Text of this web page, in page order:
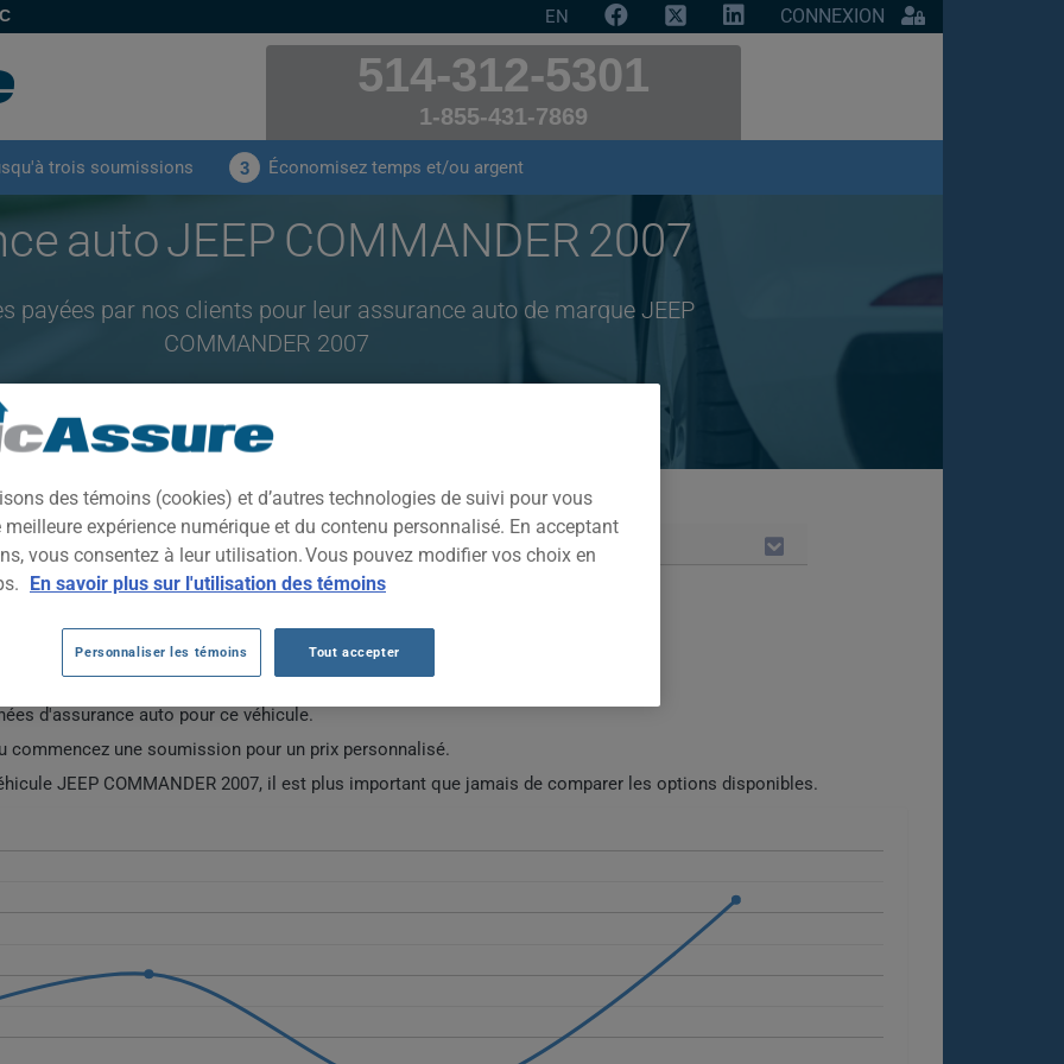
EN CONNEXION
514-312-5301
1-855-431-7869
trois soumissions 3 Économisez temps et/ou argent
auto JEEP COMMANDER 2007
payées par nos clients pour leur assurance auto de marque JEEP
COMMANDER 2007
CLIQUEZ ICI POUR ÉCONOMISER SUR VOTRE ASSURANCE AUTO
Année
2007
Villes
TOUTES LES VILLES
JEEP COMMANDER 2007 DEPUIS 2023.
d'assurance auto pour ce véhicule.
commencez une soumission pour un prix personnalisé.
JEEP COMMANDER 2007, il est plus important que jamais de comparer les options disponibles.
des témoins (cookies) et d’autres technologies de suivi pour vous
expérience numérique et du contenu personnalisé. En acceptant
vous consentez à leur utilisation. Vous pouvez modifier vos choix en
En savoir plus sur l'utilisation des témoins
Personnaliser les témoins Tout accepter